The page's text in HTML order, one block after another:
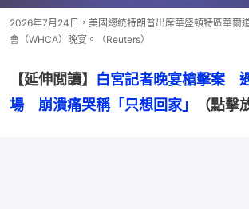
2026年7月24日，美國總統特朗普出席華盛頓特區華爾
會（WHCA）晚宴。（Reuters）
【延伸閲讀】 白宮記者晚宴槍擊案　
場　崩潰痛哭稱「只想回家」
（點擊